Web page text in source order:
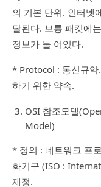
의 기본 단위. 인터넷
달된다. 보통 패킷에
정보가 들 어있다.
* Protocol : 통신규약
하기 위한 약속.
OSI 참조모델
Model)
* 정의 : 네트워크 프
화기구 (ISO :
제정.